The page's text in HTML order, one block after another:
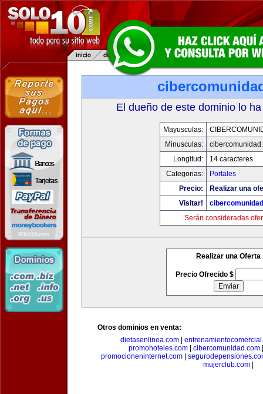
El dueño de este dominio lo
Mayusculas:
Minusculas:
Longitud:
14 caracteres
Categorias:
Portales
Precio:
Realizar una
Visitar!
Serán consideradas
Realizar una Oferta
Precio Ofrecido $
Otros dominios en venta:
dietasenlinea.com|
promohoteles.com
cibercomunidad.com
promocioneninternet.com|
mujerclub.com